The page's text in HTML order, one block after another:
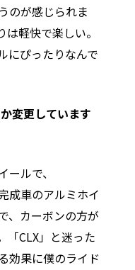
のが感じられま
軽快で楽しい。
にぴったりなんで
変更しています
ールで、
成車のアルミホイ
、カーボンの方が
「CLX」と迷った
効果に僕のライド